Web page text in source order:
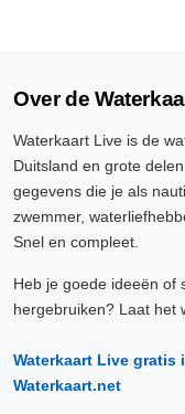
Over de
Waterkaart Live is de
Duitsland en grote
gegevens die je als
zwemmer,
Snel en compleet.
Heb je goede ideeën of
hergebruiken? Laat het
Waterkaart Live gratis
Waterkaart.net